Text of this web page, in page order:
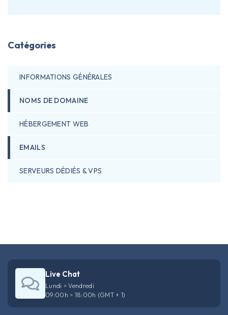
Catégories
INFORMATIONS GÉNÉRALES
NOMS DE DOMAINE
HÉBERGEMENT WEB
EMAILS
SERVEURS DÉDIÉS & VPS
Live Chat
Lundi > Vendredi
09:00h > 18:00h (GMT + 1)